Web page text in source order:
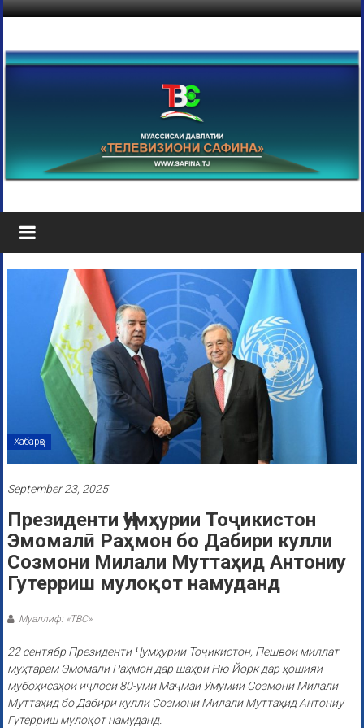
Хабарҳо
September 23, 2025
Президенти Ҷумҳурии Тоҷикистон
Эмомалӣ Раҳмон бо Дабири кулли
Созмони Милали Муттаҳид Антониу
Гутерриш мулоқот намуданд
Муаллиф: «ТВС»
22 сентябр Президенти Ҷумҳурии Тоҷикистон, Пешвои миллат
муҳтарам Эмомалӣ Раҳмон дар шаҳри Ню-Йорк дар ҳошияи
мубоҳисаҳои иҷлоси 80-уми Маҷмаи Умумии Созмони Милали
Муттаҳид бо Дабири кулли Созмони Милали Муттаҳид Антониу
Гутерриш мулоқот намуданд.